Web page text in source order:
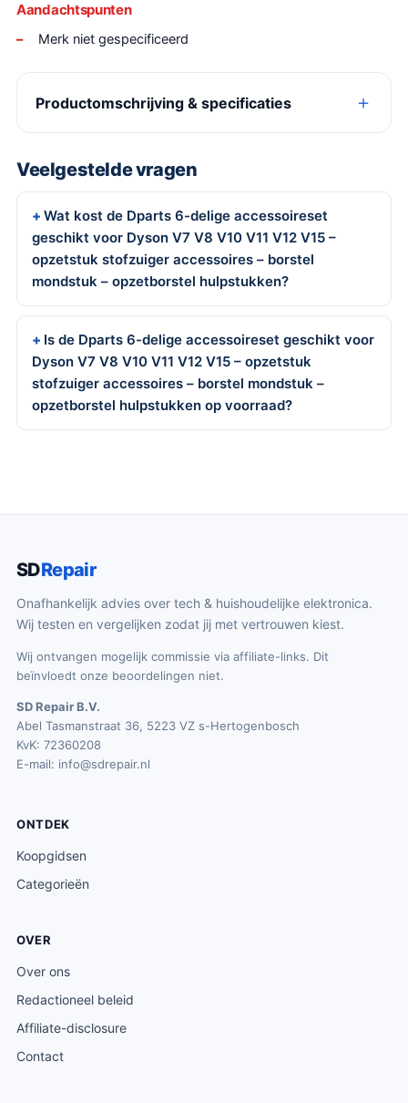
Aandachtspunten
Merk niet gespecificeerd
Productomschrijving & specificaties
Veelgestelde vragen
Wat kost de Dparts 6-delige accessoireset
geschikt voor Dyson V7 V8 V10 V11 V12 V15 –
opzetstuk stofzuiger accessoires – borstel
mondstuk – opzetborstel hulpstukken?
Is de Dparts 6-delige accessoireset geschikt voor
Dyson V7 V8 V10 V11 V12 V15 – opzetstuk
stofzuiger accessoires – borstel mondstuk –
opzetborstel hulpstukken op voorraad?
SDRepair
Onafhankelijk advies over tech & huishoudelijke elektronica.
Wij testen en vergelijken zodat jij met vertrouwen kiest.
Wij ontvangen mogelijk commissie via affiliate-links. Dit
beïnvloedt onze beoordelingen niet.
SD Repair B.V.
Abel Tasmanstraat 36, 5223 VZ s-Hertogenbosch
KvK: 72360208
E-mail: info@sdrepair.nl
ONTDEK
Koopgidsen
Categorieën
OVER
Over ons
Redactioneel beleid
Affiliate-disclosure
Contact